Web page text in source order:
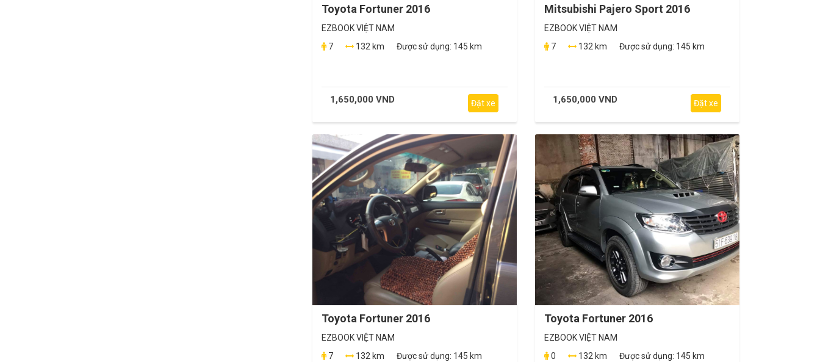
Toyota Fortuner 2016
EZBOOK VIỆT NAM
7
132 km Được sử dụng: 145 km
1,650,000 VND Đặt xe
Mitsubishi Pajero Sport 2016
EZBOOK VIỆT NAM
7
132 km Được sử dụng: 145 km
1,650,000 VND Đặt xe
Toyota Fortuner 2016
EZBOOK VIỆT NAM
7
132 km Được sử dụng: 145 km
Toyota Fortuner 2016
EZBOOK VIỆT NAM
0
132 km Được sử dụng: 145 km